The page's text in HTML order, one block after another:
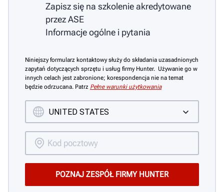
Zapisz się na szkolenie akredytowane
przez ASE
Informacje ogólne i pytania
Niniejszy formularz kontaktowy służy do składania uzasadnionych
zapytań dotyczących sprzętu i usług firmy Hunter. Używanie go w
innych celach jest zabronione; korespondencja nie na temat
będzie odrzucana. Patrz Pełne warunki użytkowania